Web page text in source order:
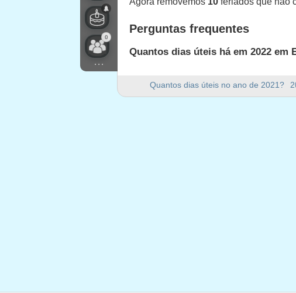
0
...
Quantos dias úteis no ano de 2021?
Perguntas frequentes
Quantos dias úteis há em 2022 em
Quantos dias de fim de semana há